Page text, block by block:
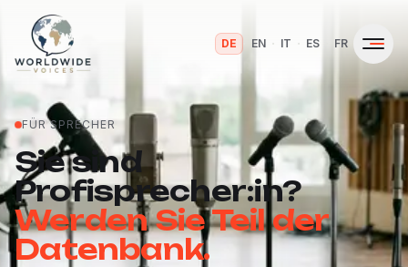
DE EN · IT · ES FR
FÜR SPRECHER
Sie sind
Profisprecher:in?
Werden Sie Teil der
Datenbank.